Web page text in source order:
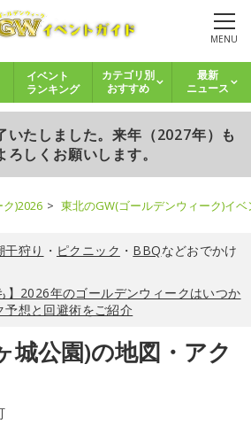
MENU
イベント
ランキング
カテゴリ別
おすすめ
最新
ニュース
いたしました。来年（2027年）も
ろしくお願いします。
)2026 東北のGW(ゴールデンウィーク)イ
干狩り ・ ピクニック ・ BBQなどおでかけ
】2026年のゴールデンウィークはいつか
予想と回避術をご紹介
城公園)の地図・アク